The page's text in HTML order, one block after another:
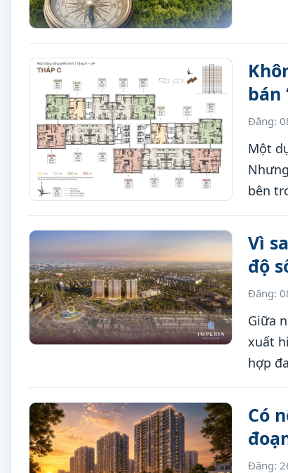
bán
Đăng:
Một
bên
hộ,
sinh
Vì
độ
Đăng:
Giữa
xuất
hợp
án
một
Có
Đăng: